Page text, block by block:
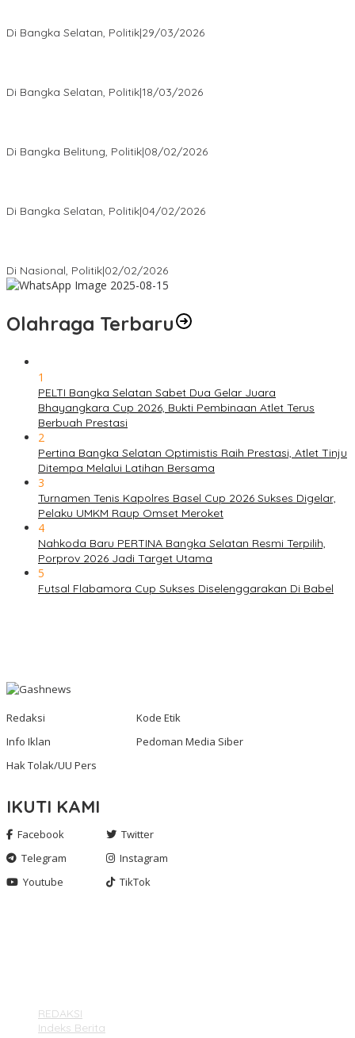
Di Bangka Selatan, Politik|29/03/2026
Di Bangka Selatan, Politik|18/03/2026
Di Bangka Belitung, Politik|08/02/2026
Di Bangka Selatan, Politik|04/02/2026
Di Nasional, Politik|02/02/2026
Olahraga Terbaru
1
PELTI Bangka Selatan Sabet Dua Gelar Juara
Bhayangkara Cup 2026, Bukti Pembinaan Atlet Terus
Berbuah Prestasi
2
Pertina Bangka Selatan Optimistis Raih Prestasi, Atlet Tinju
Ditempa Melalui Latihan Bersama
3
Turnamen Tenis Kapolres Basel Cup 2026 Sukses Digelar,
Pelaku UMKM Raup Omset Meroket
4
Nahkoda Baru PERTINA Bangka Selatan Resmi Terpilih,
Porprov 2026 Jadi Target Utama
5
Futsal Flabamora Cup Sukses Diselenggarakan Di Babel
Redaksi
Kode Etik
Info Iklan
Pedoman Media Siber
Hak Tolak/UU Pers
IKUTI KAMI
Facebook
Twitter
Telegram
Instagram
Youtube
TikTok
REDAKSI
Indeks Berita